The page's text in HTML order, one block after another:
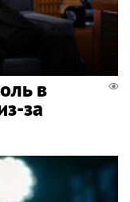
в
за